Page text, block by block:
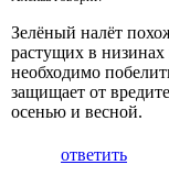
Зелёный налёт
растущих в низинах
необходимо
защищает от
осенью и весной.
ответить